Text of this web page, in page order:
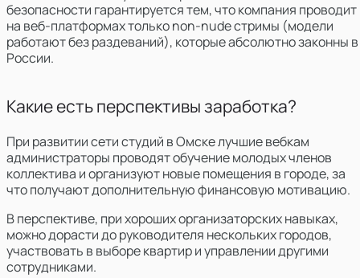
безопасности гарантируется тем, что компания проводит
на веб-платформах только non-nude стримы (модели
работают без раздеваний), которые абсолютно законны в
России.
Какие есть перспективы заработка?
При развитии сети студий в Омске лучшие вебкам
администраторы проводят обучение молодых членов
коллектива и организуют новые помещения в городе, за
что получают дополнительную финансовую мотивацию.
В перспективе, при хороших организаторских навыках,
можно дорасти до руководителя нескольких городов,
участвовать в выборе квартир и управлении другими
сотрудниками.